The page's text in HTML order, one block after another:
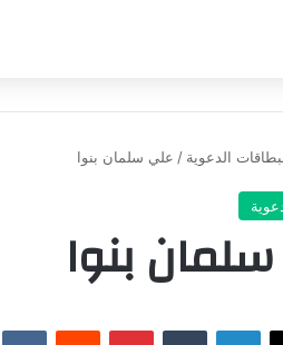
الدعوية / علي سلمان بنوا
بنوا
لينكدإن بينتيريست